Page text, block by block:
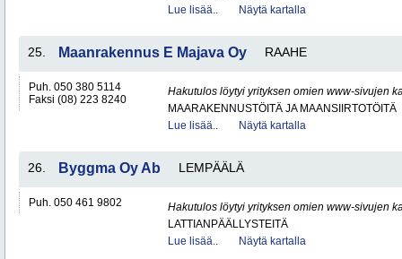
Lue lisää..
Näytä kartalla
25. Maanrakennus E Majava Oy RAAHE
Puh. 050 380 5114
Faksi (08) 223 8240
Hakutulos löytyi yrityksen omien www-sivujen
MAARAKENNUSTÖITÄ JA MAANSIIRTOTÖITÄ
Lue lisää..
Näytä kartalla
26. Byggma Oy Ab LEMPÄÄLÄ
Puh. 050 461 9802
Hakutulos löytyi yrityksen omien www-sivujen
LATTIANPÄÄLLYSTEITÄ
Lue lisää..
Näytä kartalla